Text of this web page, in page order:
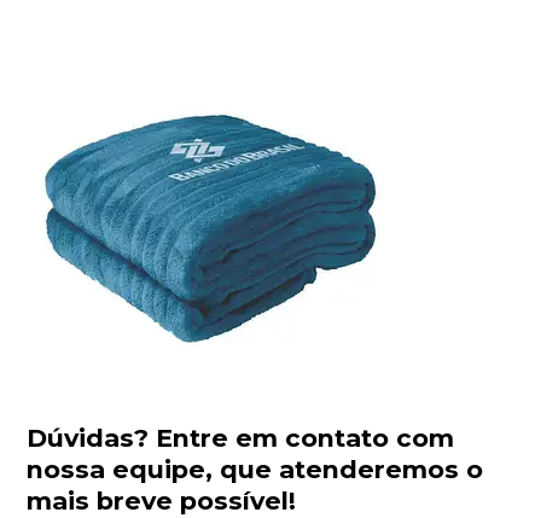
Dúvidas? Entre em contato com
nossa equipe, que atenderemos o
mais breve possível!